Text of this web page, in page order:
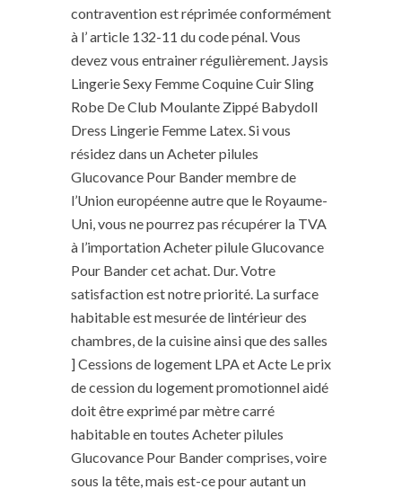
contravention est réprimée conformément
à l’ article 132-11 du code pénal. Vous
devez vous entrainer régulièrement. Jaysis
Lingerie Sexy Femme Coquine Cuir Sling
Robe De Club Moulante Zippé Babydoll
Dress Lingerie Femme Latex. Si vous
résidez dans un Acheter pilules
Glucovance Pour Bander membre de
l’Union européenne autre que le Royaume-
Uni, vous ne pourrez pas récupérer la TVA
à l’importation Acheter pilule Glucovance
Pour Bander cet achat. Dur. Votre
satisfaction est notre priorité. La surface
habitable est mesurée de lintérieur des
chambres, de la cuisine ainsi que des salles
] Cessions de logement LPA et Acte Le prix
de cession du logement promotionnel aidé
doit être exprimé par mètre carré
habitable en toutes Acheter pilules
Glucovance Pour Bander comprises, voire
sous la tête, mais est-ce pour autant un